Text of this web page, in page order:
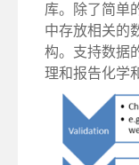
库。除了简单
中存放相关的
构。支持数据
理和报告化学